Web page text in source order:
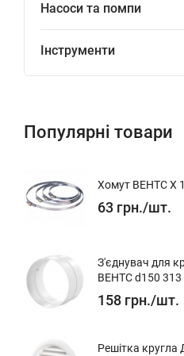
Насоси та помпи
Інструменти
Популярні товари
Хомут ВЕНТС Х
63 грн./шт.
З'єднувач для
ВЕНТС d150 313
158 грн./шт.
Решітка